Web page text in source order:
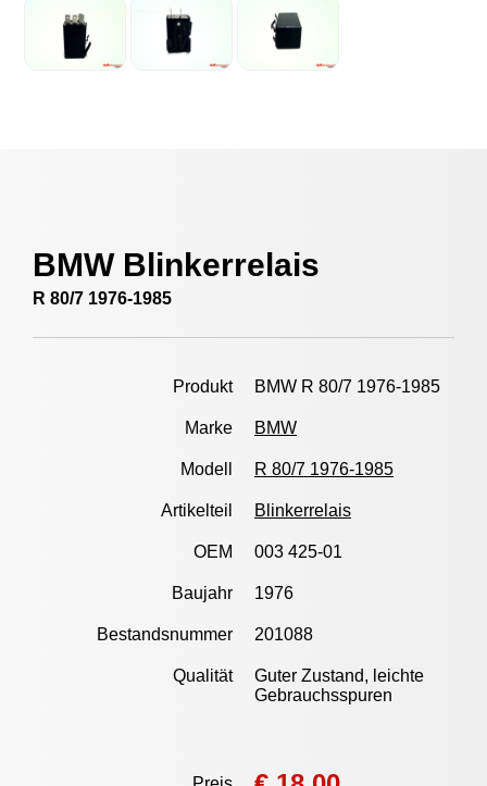
BMW Blinkerrelais
R 80/7 1976-1985
Produkt BMW R 80/7 1976-1985
Marke BMW
Modell R 80/7 1976-1985
Artikelteil Blinkerrelais
OEM 003 425-01
Baujahr 1976
Bestandsnummer 201088
Qualität
Guter Zustand, leichte
Gebrauchsspuren